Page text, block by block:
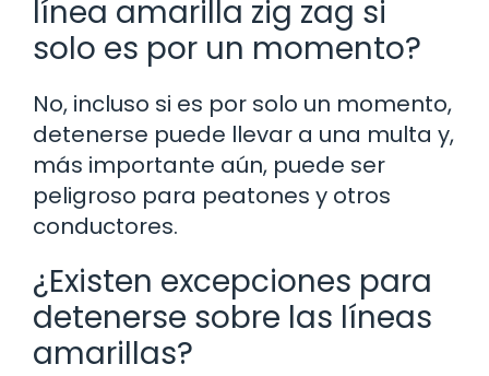
línea amarilla zig zag si
solo es por un momento?
No, incluso si es por solo un momento,
detenerse puede llevar a una multa y,
más importante aún, puede ser
peligroso para peatones y otros
conductores.
¿Existen excepciones para
detenerse sobre las líneas
amarillas?